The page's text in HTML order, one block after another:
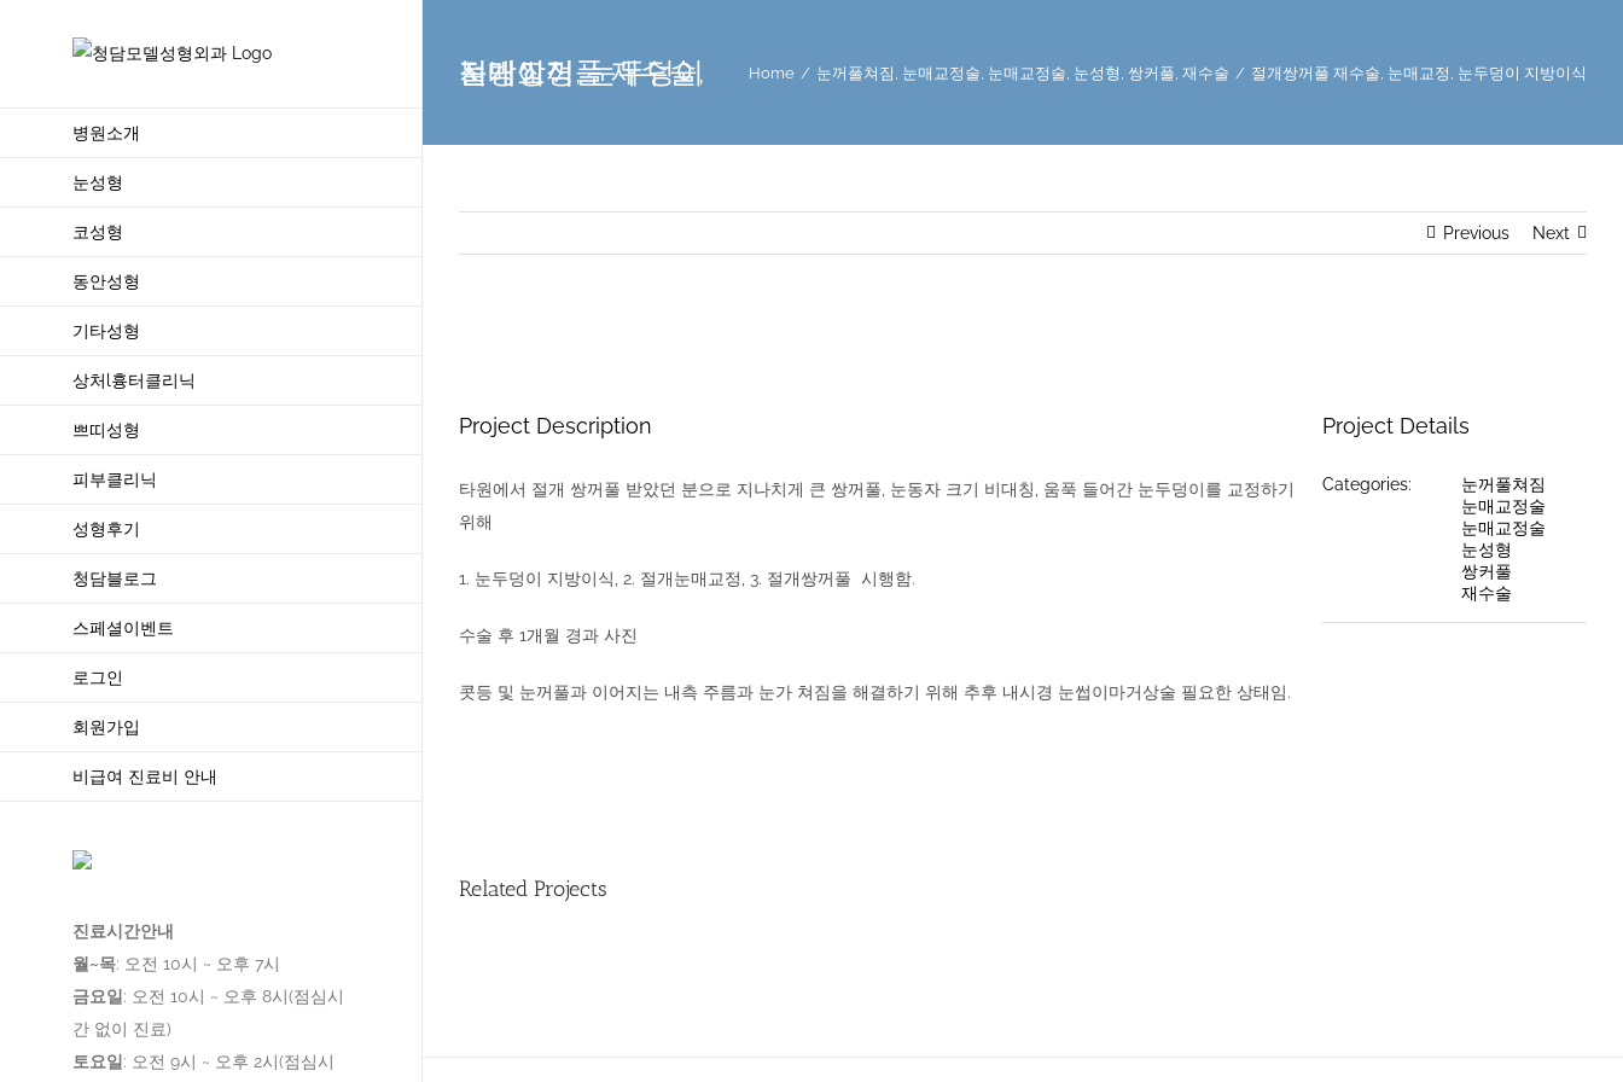
병원소개
눈성형
코성형
동안성형
기타성형
상처l흉터클리닉
쁘띠성형
피부클리닉
성형후기
청담블로그
스페셜이벤트
로그인
회원가입
비급여 진료비 안내
진료시간안내
월~목: 오전 10시 ~ 오후 7시
금요일 : 오전 10시 ~ 오후 8시(점심시
간 없이 진료)
토요일 : 오전 9시 ~ 오후 2시(점심시
절개쌍꺼풀 재수술, 눈매교정, 눈두덩이 지방이식 Home / 눈꺼풀쳐짐 눈매교정술 눈매교정술 눈성형 쌍커풀 재수술 / 절개쌍꺼풀 재수술, 눈매교정, 눈두덩이 지방이식
Previous Next
Project Description
타원에서 절개 쌍꺼풀 받았던 분으로 지나치게 큰 쌍꺼풀, 눈동자 크기 비대칭, 움푹 들어간 눈두덩이를 교정하기
위해
1. 눈두덩이 지방이식, 2. 절개눈매교정, 3. 절개쌍꺼풀 시행함.
수술 후 1개월 경과 사진
콧등 및 눈꺼풀과 이어지는 내측 주름과 눈가 쳐짐을 해결하기 위해 추후 내시경 눈썹이마거상술 필요한 상태임.
Project Details
Categories:
눈꺼풀쳐짐
눈매교정술
눈매교정술
눈성형
쌍커풀
재수술
Related Projects